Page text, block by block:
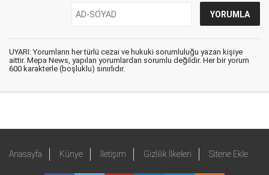
UYARI: Yorumların her türlü cezai ve hukuki sorumluluğu yazan kişiye
aittir. Mepa News, yapılan yorumlardan sorumlu değildir. Her bir yorum
600 karakterle (boşluklu) sınırlıdır.
Anasayfa Künye İletişim Gizlilik İlkeleri Sitene Ekle